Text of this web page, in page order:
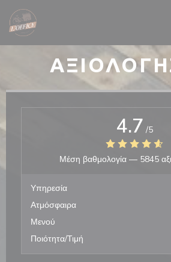
Πίνακας διαχείρισης "Μπισκότων"
4.7 /5
Μέση βαθμολογία — 5845
Υπηρεσία
Ατμόσφαιρα
Μενού
Ποιότητα/Τιμή